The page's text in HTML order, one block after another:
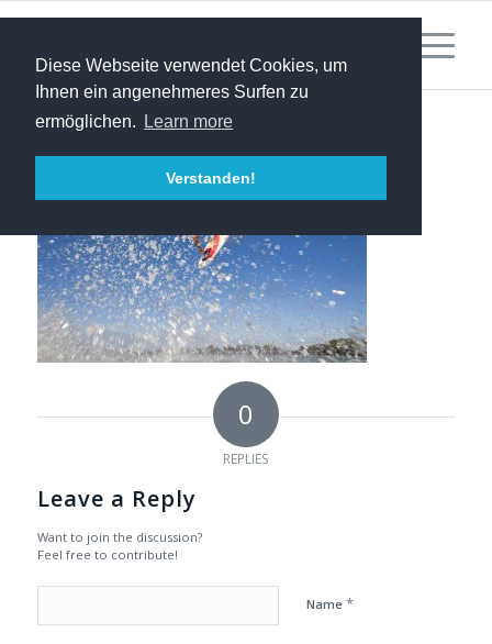
Diese Webseite verwendet Cookies, um
Ihnen ein angenehmeres Surfen zu
ermöglichen.
Learn more
Verstanden!
0
REPLIES
Leave a Reply
Want to join the discussion?
Feel free to contribute!
Name *